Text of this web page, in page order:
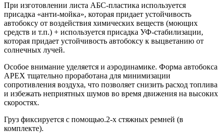
При изготовлении листа АБС-пластика используется
присадка «анти-мойка», которая придает устойчивость
автобоксу от воздействия химических веществ (моющих
средств и т.п.) + используется присадка УФ-стабилизации,
которая придает устойчивость автобоксу к выцветанию от
солнечных лучей.
Особое внимание уделяется и аэродинамике. Форма автобокса
APEX тщательно проработана для минимизации
сопротивления воздуха, что позволяет снизить расход топлива
и избежать неприятных шумов во время движения на высоких
скоростях.
Груз фиксируется с помощью.2-х стяжных ремней (в
комплекте).